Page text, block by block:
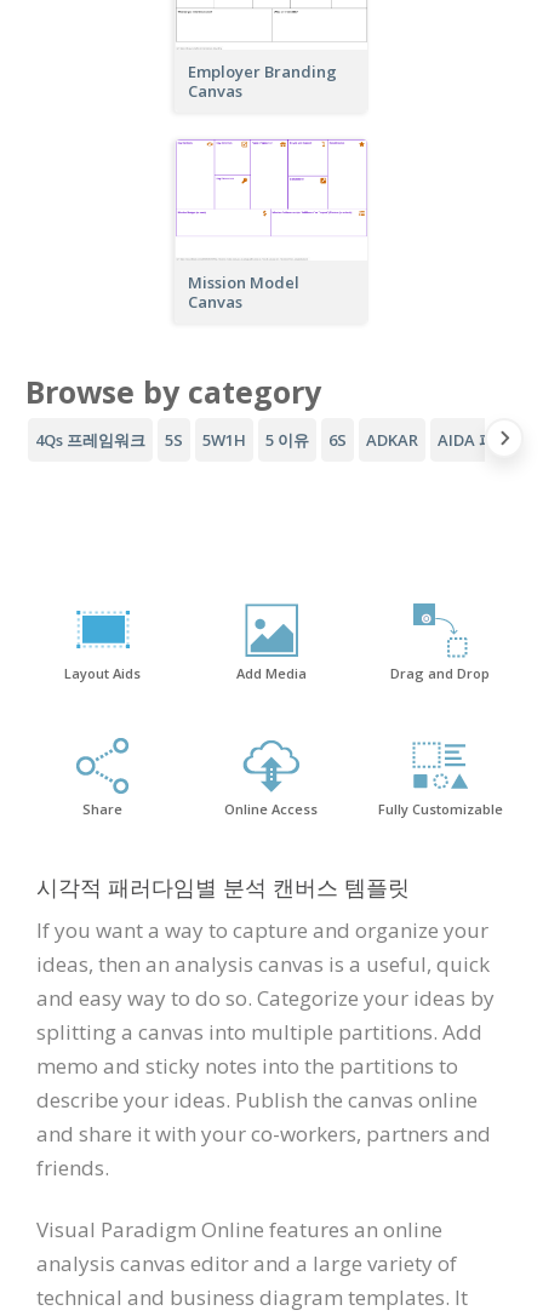
Employer Branding
Canvas
Mission Model
Canvas
Browse by category
4Qs 프레임워크 5S 5W1H 5 이유 6S ADKAR AIDA 퍼널
Layout Aids Add Media Drag and Drop
Share Online Access Fully Customizable
시각적 패러다임별 분석 캔버스 템플릿
If you want a way to capture and organize your
ideas, then an analysis canvas is a useful, quick
and easy way to do so. Categorize your ideas by
splitting a canvas into multiple partitions. Add
memo and sticky notes into the partitions to
describe your ideas. Publish the canvas online
and share it with your co-workers, partners and
friends.
Visual Paradigm Online features an online
analysis canvas editor and a large variety of
technical and business diagram templates. It